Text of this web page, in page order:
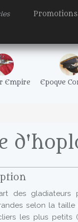
Promotions
Empire Epoque
des gladiateurs
selon la
les plus petits